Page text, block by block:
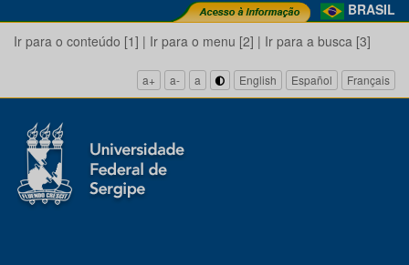
BRASIL
Ir para o conteúdo [1] | Ir para o menu [2] | Ir para a busca [3]
a+ a- a English Español Français